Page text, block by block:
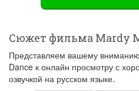
Сюжет фильма Mardy
Представляем вашему
Dance к онлайн просмотру с
озвучкой на русском языке.